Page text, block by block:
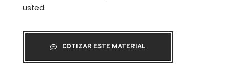
usted.
COTIZAR ESTE MATERIAL